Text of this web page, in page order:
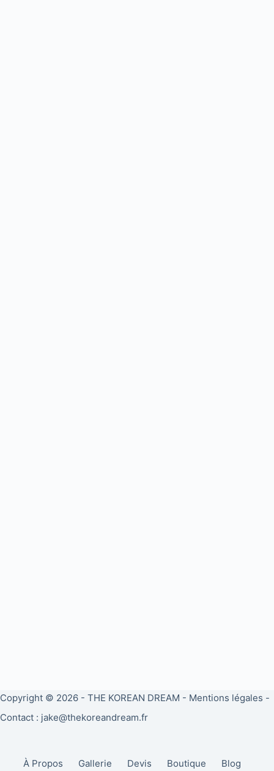
Copyright © 2026 - THE KOREAN DREAM - Mentions légales -
Contact : jake@thekoreandream.fr
À Propos Gallerie Devis Boutique Blog